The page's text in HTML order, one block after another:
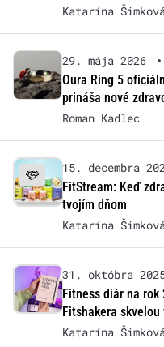
Katarína
29. mája 2026 •
Oura Ring 5
prináša nové
Roman Kadlec
15. decembra
FitStream: Keď
tvojím dňom
Katarína
31. októbra
Fitness diár na rok
Fitshakera skvelou
Katarína